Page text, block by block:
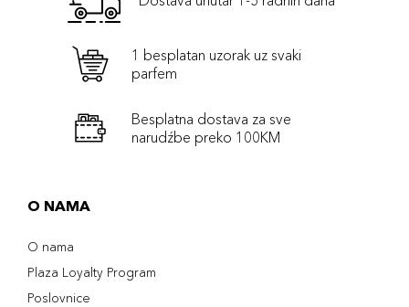
1 besplatan uzorak uz svaki
parfem
Besplatna dostava za sve
narudźbe preko 100KM
O NAMA
O nama
Plaza Loyalty Program
Poslovnice